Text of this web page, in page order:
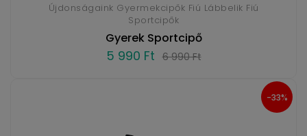
Újdonságaink Gyermekcipők Fiú Lábbelik Fiú
Sportcipők
Gyerek Sportcipő
5 990 Ft 6 990 Ft
-33%